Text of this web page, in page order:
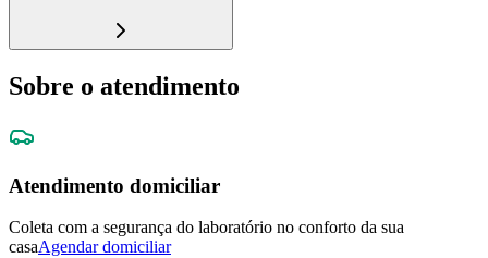
Sobre o atendimento
Atendimento domiciliar
Coleta com a segurança do laboratório no conforto da sua
casaAgendar domiciliar